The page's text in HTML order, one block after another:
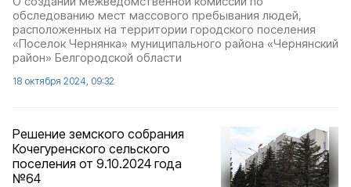
обследованию мест массового пребывания людей,
расположенных на территории городского поселения
«Поселок Чернянка» муниципального района «Чернянский
район» Белгородской области
18 октября 2024, 09:32
Решение земского собрания
Кочегуренского сельского
поселения от 9.10.2024 года
№64